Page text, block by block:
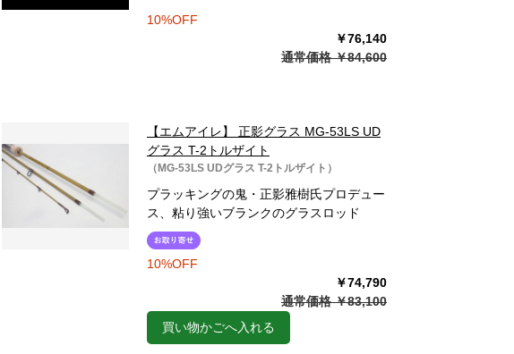
10%OFF
￥76,140
通常価格 ￥84,600
【エムアイレ】 正影グラス MG-53LS UD
グラス T-2トルザイト
（MG-53LS UDグラス T-2トルザイト）
プラッキングの鬼・正影雅樹氏プロデュー
ス、粘り強いブランクのグラスロッド
10%OFF
￥74,790
通常価格 ￥83,100
買い物かごへ入れる